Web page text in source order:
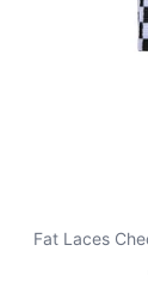
Fat Laces